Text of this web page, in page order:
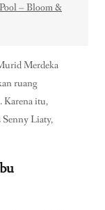
– Bloom &
Merdeka
ruang
Karena itu,
Senny Liaty,